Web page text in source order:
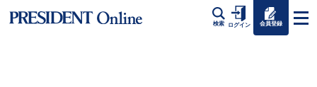
検索 ログイン 会員登録